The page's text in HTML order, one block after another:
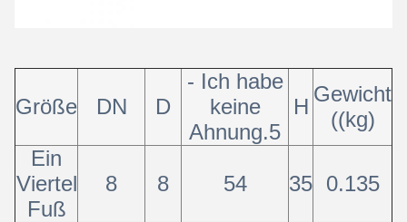
Größe DN D
- Ich habe
keine
Ahnung.5
H
Gewicht
((kg)
Ein
Viertel
Fuß
8 8 54 35 0.135